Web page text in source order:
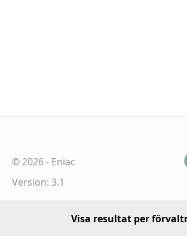
Visa resultat per
©2026- Eniac
Version: 3.1